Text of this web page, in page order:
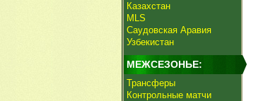
Казахстан
MLS
Саудовская Аравия
Узбекистан
МЕЖСЕЗОНЬЕ:
Трансферы
Контрольные матчи